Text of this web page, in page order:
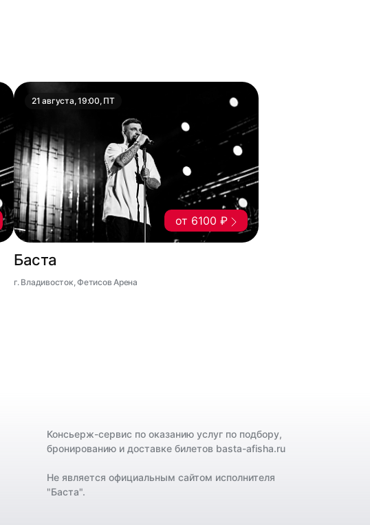
21 августа, 19:00, ПТ
от 6100 ₽
Баста
г. Владивосток, Фетисов Арена
Консьерж-сервис по оказанию услуг по подбору,
бронированию и доставке билетов basta-afisha.ru
Не является официальным сайтом исполнителя
"Баста".